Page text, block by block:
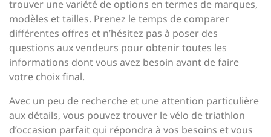
trouver une variété de options en termes de marques,
modèles et tailles. Prenez le temps de comparer
différentes offres et n’hésitez pas à poser des
questions aux vendeurs pour obtenir toutes les
informations dont vous avez besoin avant de faire
votre choix final.
Avec un peu de recherche et une attention particulière
aux détails, vous pouvez trouver le vélo de triathlon
d’occasion parfait qui répondra à vos besoins et vous